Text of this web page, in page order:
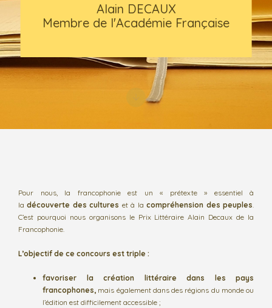
Alain DECAUX
Membre de l'Académie Française
Pour nous, la francophonie est un « prétexte » essentiel à
ladécouverte des cultures et à lacompréhension des peuples.
C’est pourquoi nous organisons le Prix Littéraire Alain Decaux de la
Francophonie.
L’objectif de ce concours est triple :
favoriser la création littéraire dans les pays
francophones, mais également dans des régions du monde ou
l’édition est difficilement accessible ;